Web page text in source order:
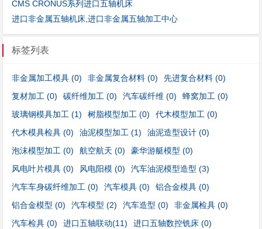
CMS CRONUS系列进口五轴机床
进口非金属五轴机床,进口非金属五轴加工中心
标签列表
非金属加工模具 (0) 非金属复合材料 (0) 先进复合材料 (0)
复材加工 (0) 碳纤维加工 (0) 汽车碳纤维 (0) 蜂窝加工 (0)
玻璃钢模具加工 (1) 树脂模型加工 (0) 代木模型加工 (0)
代木模具检具 (0) 油泥模型加工 (1) 油泥造型设计 (0)
泡沫模型加工 (0) 航空航天 (0) 豪华游艇模型 (0)
风电叶片模具 (0) 风电阳模 (0) 汽车油泥模型造型 (3)
汽车车身碳纤维加工 (0) 汽车模具 (0) 铝合金模具 (0)
铝合金模型 (0) 汽车模型 (2) 汽车造型 (0) 非金属检具 (0)
汽车检具 (0) 进口五轴联动(11) 进口五轴数控铣床 (0)